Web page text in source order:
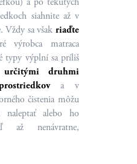
siahnite až v
Vždy sa však riaďte
výrobca matraca
typy výplní sa príliš
druhmi
a v
čistenia môžu
naleptať alebo ho
až nenávratne,